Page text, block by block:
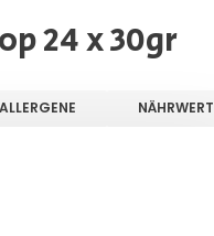
24 x 30gr
ALLERGENE NÄHRWERT